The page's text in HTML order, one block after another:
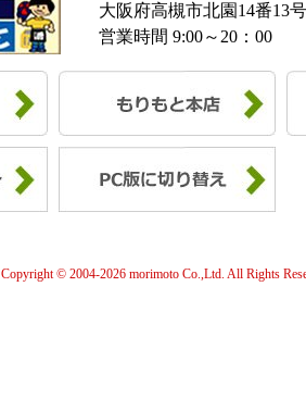
大阪府高槻市北園14番13
営業時間 9:00～20：00
Copyright © 2004-2026 morimoto Co.,Ltd. All Rights